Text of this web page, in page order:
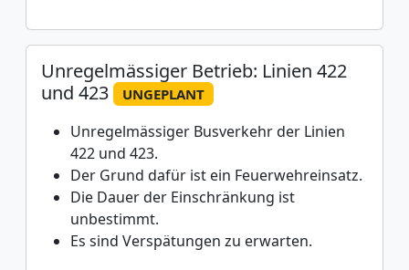
Unregelmässiger Betrieb: Linien 422
und 423
UNGEPLANT
Unregelmässiger Busverkehr der Linien
422 und 423.
Der Grund dafür ist ein Feuerwehreinsatz.
Die Dauer der Einschränkung ist
unbestimmt.
Es sind Verspätungen zu erwarten.